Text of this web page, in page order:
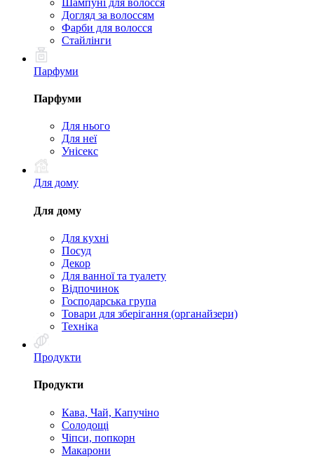
Шампуні для волосся
Догляд за волоссям
Фарби для волосся
Стайлінги
Парфуми
Парфуми
Для нього
Для неї
Унісекс
Для дому
Для дому
Для кухні
Посуд
Декор
Для ванної та туалету
Відпочинок
Господарська група
Товари для зберігання (органайзери)
Техніка
Продукти
Продукти
Кава, Чай, Капучіно
Солодощі
Чіпси, попкорн
Макарони